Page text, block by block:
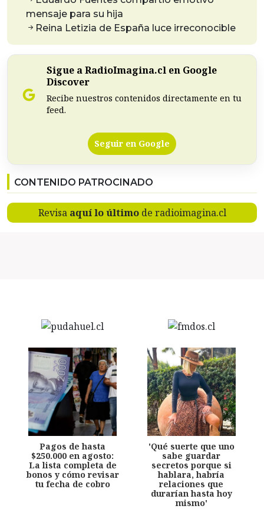
mensaje para su hija
Reina Letizia de España luce irreconocible
Sigue a RadioImagina.cl en Google
Discover
Recibe nuestros contenidos directamente en tu
feed.
Seguir en Google
CONTENIDO PATROCINADO
Revisa aquí lo últimode radioimagina.cl
Pagos de hasta
$250.000 en agosto:
La lista completa de
bonos y cómo revisar
tu fecha de cobro
'Qué suerte que uno
sabe guardar
secretos porque si
hablara, habría
relaciones que
durarían hasta hoy
mismo'